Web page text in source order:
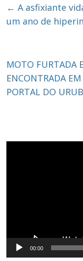
← A asfixiante
um ano de
MOTO FURTADA
ENCONTRADA
PORTAL DO
00:00